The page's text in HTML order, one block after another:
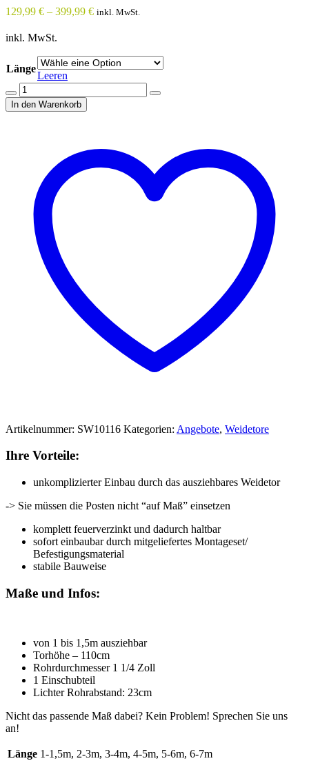
129,99 € – 399,99 € inkl. MwSt.
inkl. MwSt.
Länge
Leeren
Quantity
In den Warenkorb
Artikelnummer: SW10116 Kategorien: Angebote, Weidetore
Ihre Vorteile:
unkomplizierter Einbau durch das ausziehbares Weidetor
-> Sie müssen die Posten nicht “auf Maß” einsetzen
komplett feuerverzinkt und dadurch haltbar
sofort einbaubar durch mitgeliefertes Montageset/
Befestigungsmaterial
stabile Bauweise
Maße und Infos:
von 1 bis 1,5m ausziehbar
Torhöhe – 110cm
Rohrdurchmesser 1 1/4 Zoll
1 Einschubteil
Lichter Rohrabstand: 23cm
Nicht das passende Maß dabei? Kein Problem! Sprechen Sie uns
an!
Länge 1-1,5m, 2-3m, 3-4m, 4-5m, 5-6m, 6-7m